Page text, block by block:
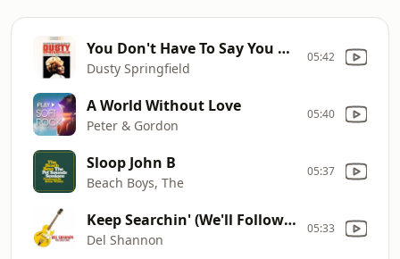
You Don't Have To Say You Love
Dusty Springfield
05:42
A World Without Love
Peter & Gordon
05:40
Sloop John B
Beach Boys, The
05:37
Keep Searchin' (We'll Follow The Sun)
Del Shannon
05:33